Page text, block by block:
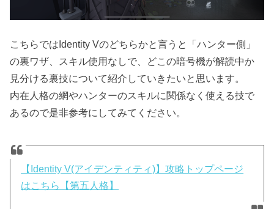
こちらではIdentity Vのどちらかと言うと「ハンター側」
の裏ワザ、スキル使用なしで、どこの暗号機が解読中か
見分ける裏技について紹介していきたいと思います。
内在人格の網やハンターのスキルに関係なく使える技で
あるので是非参考にしてみてください。
【Identity V(アイデンティティ)】攻略トップページ
はこちら【第五人格】